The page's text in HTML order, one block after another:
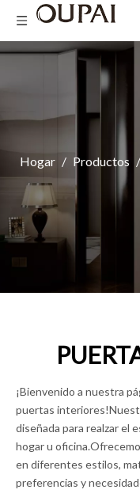
Hogar / Productos /
¡Bienvenido a nuestra
puertas
diseñada para realzar el
hogar u
en diferentes estilos,
preferencias y